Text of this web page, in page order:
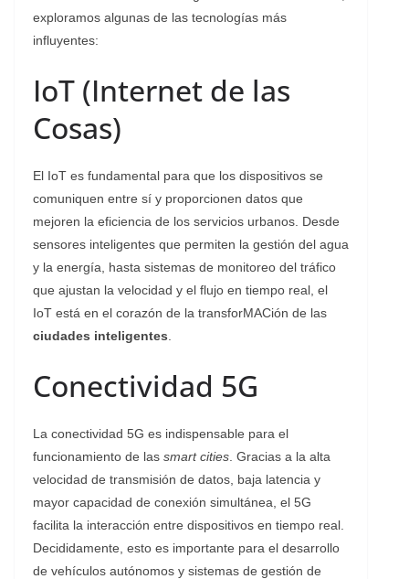
exploramos algunas de las tecnologías más
influyentes:
IoT (Internet de las
Cosas)
El IoT es fundamental para que los dispositivos se
comuniquen entre sí y proporcionen datos que
mejoren la eficiencia de los servicios urbanos. Desde
sensores inteligentes que permiten la gestión del agua
y la energía, hasta sistemas de monitoreo del tráfico
que ajustan la velocidad y el flujo en tiempo real, el
IoT está en el corazón de la transforMACión de las
ciudades inteligentes
Conectividad 5G
La conectividad 5G es indispensable para el
funcionamiento de las smart cities . Gracias a la alta
velocidad de transmisión de datos, baja latencia y
mayor capacidad de conexión simultánea, el 5G
facilita la interacción entre dispositivos en tiempo real.
Decididamente, esto es importante para el desarrollo
de vehículos autónomos y sistemas de gestión de